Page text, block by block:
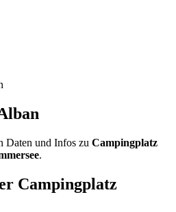
Daten und Infos zu Campingplatz
.
Campingplatz